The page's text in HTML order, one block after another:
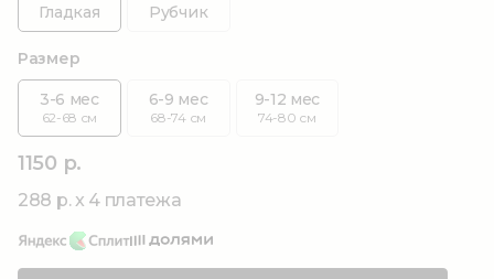
Гладкая Рубчик
Размер
3-6 мес
62-68 см
6-9 мес
68-74 см
9-12 мес
74-80 см
1150 р.
288 р. x 4 платежа